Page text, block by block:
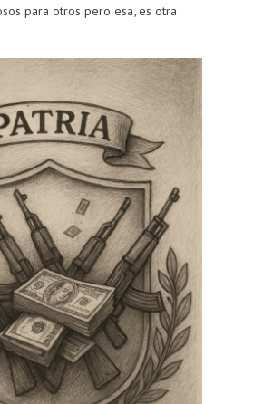
para otros pero esa, es otra